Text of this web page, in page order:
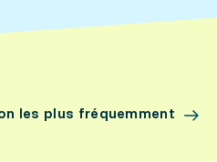
les plus fréquemment